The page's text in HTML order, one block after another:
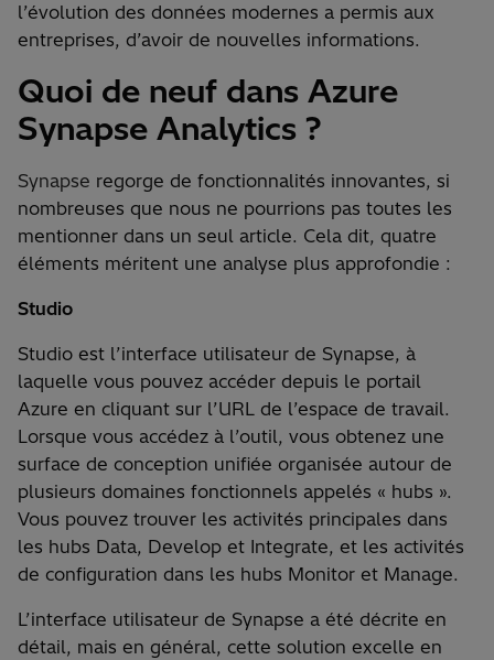
l’évolution des données modernes a permis aux
entreprises, d’avoir de nouvelles informations.
Quoi de neuf dans Azure
Synapse Analytics ?
Synapse regorge de fonctionnalités innovantes, si
nombreuses que nous ne pourrions pas toutes les
mentionner dans un seul article. Cela dit, quatre
éléments méritent une analyse plus approfondie :
Studio
Studio est l’interface utilisateur de Synapse, à
laquelle vous pouvez accéder depuis le portail
Azure en cliquant sur l’URL de l’espace de travail.
Lorsque vous accédez à l’outil, vous obtenez une
surface de conception unifiée organisée autour de
plusieurs domaines fonctionnels appelés « hubs ».
Vous pouvez trouver les activités principales dans
les hubs Data, Develop et Integrate, et les activités
de configuration dans les hubs Monitor et Manage.
L’interface utilisateur de Synapse a été décrite en
détail, mais en général, cette solution excelle en